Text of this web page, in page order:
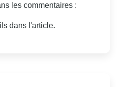
les commentaires :
dans l'article.